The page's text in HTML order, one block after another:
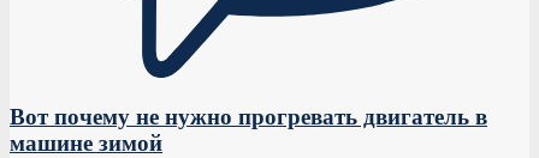
Вот почему не нужно прогревать двигатель в
машине зимой